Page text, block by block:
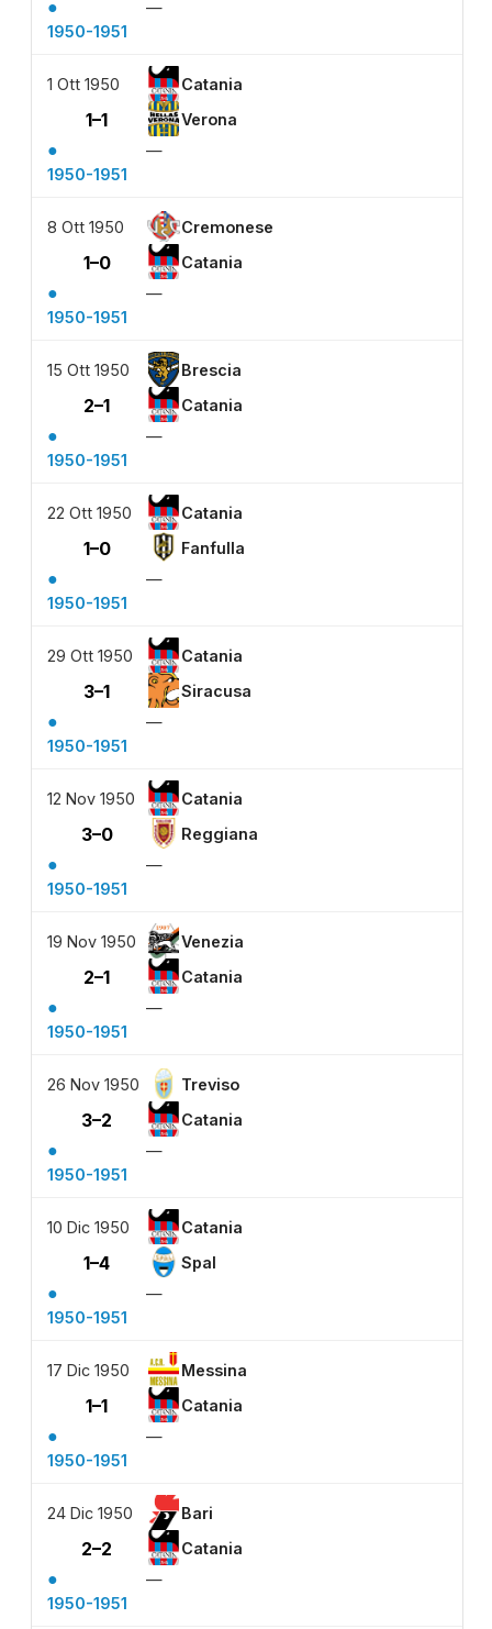
●
—
1950-1951
1 Ott 1950 Catania
1–1 Verona
●
—
1950-1951
8 Ott 1950 Cremonese
1–0 Catania
●
—
1950-1951
15 Ott 1950 Brescia
2–1 Catania
●
—
1950-1951
22 Ott 1950 Catania
1–0 Fanfulla
●
—
1950-1951
29 Ott 1950 Catania
3–1 Siracusa
●
—
1950-1951
12 Nov 1950 Catania
3–0 Reggiana
●
—
1950-1951
19 Nov 1950 Venezia
2–1 Catania
●
—
1950-1951
26 Nov 1950 Treviso
3–2 Catania
●
—
1950-1951
10 Dic 1950 Catania
1–4 Spal
●
—
1950-1951
17 Dic 1950 Messina
1–1 Catania
●
—
1950-1951
24 Dic 1950 Bari
2–2 Catania
●
—
1950-1951